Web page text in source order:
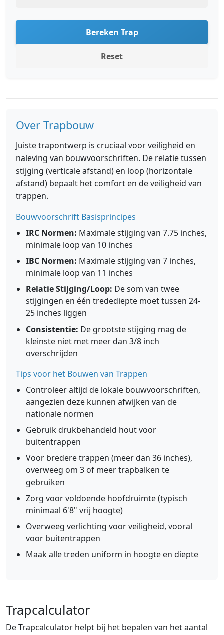
Bereken Trap
Reset
Over Trapbouw
Juiste trapontwerp is cruciaal voor veiligheid en
naleving van bouwvoorschriften. De relatie tussen
stijging (verticale afstand) en loop (horizontale
afstand) bepaalt het comfort en de veiligheid van
trappen.
Bouwvoorschrift Basisprincipes
IRC Normen: Maximale stijging van 7.75 inches,
minimale loop van 10 inches
IBC Normen: Maximale stijging van 7 inches,
minimale loop van 11 inches
Relatie Stijging/Loop: De som van twee
stijgingen en één tredediepte moet tussen 24-
25 inches liggen
Consistentie: De grootste stijging mag de
kleinste niet met meer dan 3/8 inch
overschrijden
Tips voor het Bouwen van Trappen
Controleer altijd de lokale bouwvoorschriften,
aangezien deze kunnen afwijken van de
nationale normen
Gebruik drukbehandeld hout voor
buitentrappen
Voor bredere trappen (meer dan 36 inches),
overweeg om 3 of meer trapbalken te
gebruiken
Zorg voor voldoende hoofdruimte (typisch
minimaal 6'8" vrij hoogte)
Overweeg verlichting voor veiligheid, vooral
voor buitentrappen
Maak alle treden uniform in hoogte en diepte
Trapcalculator
De Trapcalculator helpt bij het bepalen van het aantal